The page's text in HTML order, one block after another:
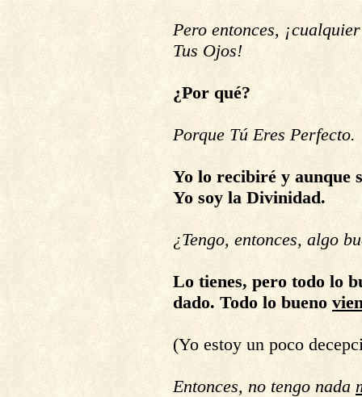
Pero entonces,
Tus Ojos!
¿Por qué?
Porque Tú Eres Perfecto.
Yo lo recibiré y aunque
Yo soy la Divinidad.
¿Tengo, entonces, algo
Lo tienes, pero todo lo
dado. Todo lo bueno
(Yo estoy un poco
Entonces, no tengo nada